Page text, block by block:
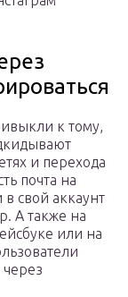
к тому,
и перехода
почта на
свой аккаунт
А также на
или на